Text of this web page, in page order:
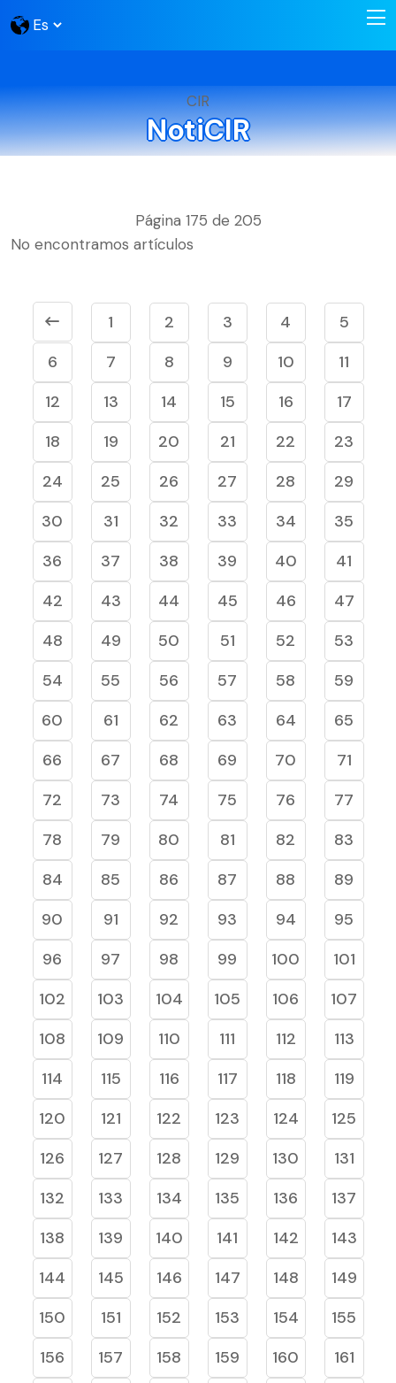
CIR
NotiCIR
Página 175 de 205
No encontramos artículos
1 2 3 4
5
6
7 8 9 10
11
12
13 14 15 16
17
18
19 20 21 22
23
24
25 26 27 28
29
30
31 32 33 34
35
36
37 38 39 40
41
42
43 44 45 46
47
48
49 50 51 52
53
54
55 56 57 58
59
60
61 62 63 64
65
66
67 68 69 70
71
72
73 74 75 76
77
78
79 80 81 82
83
84
85 86 87 88
89
90
91 92 93 94
95
96
97 98 99 100
101
102
103 104 105 106
107
108
109 110 111 112
113
114
115 116 117 118
119
120
121 122 123 124
125
126
127 128 129 130
131
132
133 134 135 136
137
138
139 140 141 142
143
144
145 146 147 148
149
150
151 152 153 154
155
156
157 158 159 160
161